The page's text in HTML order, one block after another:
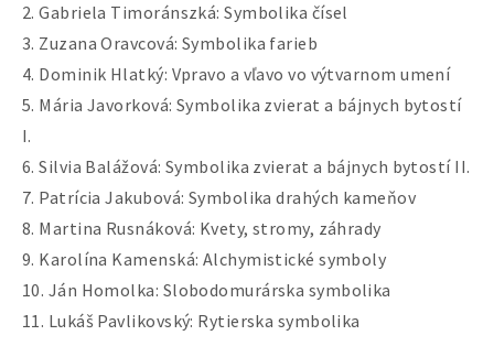
2. Gabriela Timoránszká: Symbolika čísel
3. Zuzana Oravcová: Symbolika farieb
4. Dominik Hlatký: Vpravo a vľavo vo výtvarnom umení
5. Mária Javorková: Symbolika zvierat a bájnych bytostí
I.
6. Silvia Balážová: Symbolika zvierat a bájnych bytostí II.
7. Patrícia Jakubová: Symbolika drahých kameňov
8. Martina Rusnáková: Kvety, stromy, záhrady
9. Karolína Kamenská: Alchymistické symboly
10. Ján Homolka: Slobodomurárska symbolika
11. Lukáš Pavlikovský: Rytierska symbolika